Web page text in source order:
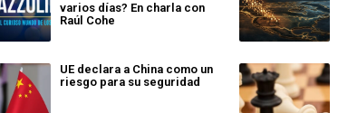
varios días? En charla con
Raúl Cohe
UE declara a China como un
riesgo para su seguridad